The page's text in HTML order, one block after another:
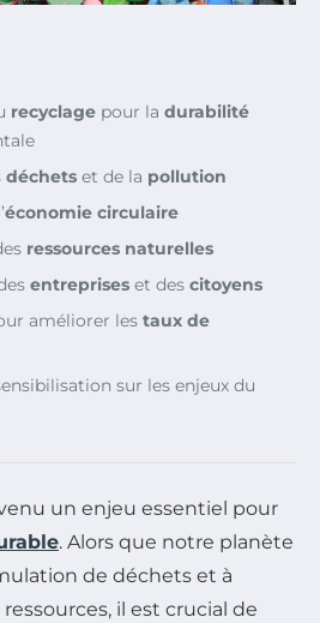
recyclage pour la durabilité
déchets et de la pollution
économie circulaire
ressources naturelles
entreprises et des citoyens
améliorer les taux de
sur les enjeux du
un enjeu essentiel pour
. Alors que notre planète
de déchets et à
il est crucial de